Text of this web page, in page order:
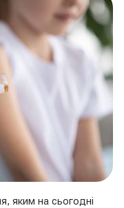
яким на сьогодні